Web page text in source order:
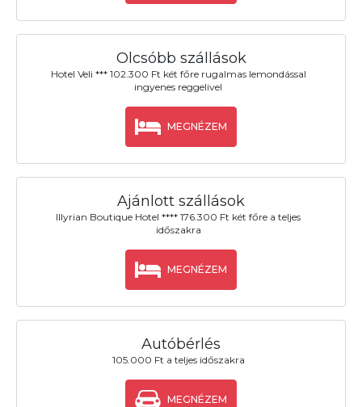
Olcsóbb szállások
Hotel Veli *** 102.300 Ft két főre rugalmas lemondással
ingyenes reggelivel
MEGNÉZEM
Ajánlott szállások
Illyrian Boutique Hotel **** 176.300 Ft két főre a teljes
időszakra
MEGNÉZEM
Autóbérlés
105.000 Ft a teljes időszakra
MEGNÉZEM